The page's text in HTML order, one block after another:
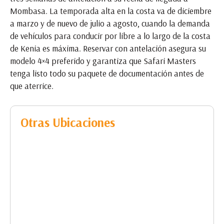
Otras Ubicaciones
Mombasa. La temporada alta en la costa va de diciembre
a marzo y de nuevo de julio a agosto, cuando la demanda
de vehículos para conducir por libre a lo largo de la costa
de Kenia es máxima. Reservar con antelación asegura su
modelo 4×4 preferido y garantiza que Safari Masters
tenga listo todo su paquete de documentación antes de
que aterrice.